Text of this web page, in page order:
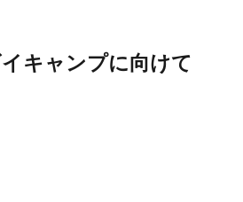
キャンプに向けて